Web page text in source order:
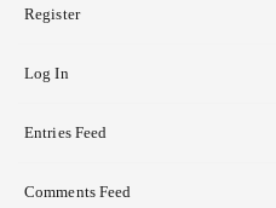
Register
Log In
Entries Feed
Comments Feed